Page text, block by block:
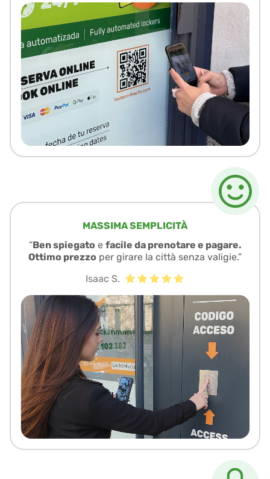
MASSIMA SEMPLICITÀ
“Ben spiegato e facile da prenotare e pagare.
Ottimo prezzo per girare la città senza valigie.”
Isaac S.